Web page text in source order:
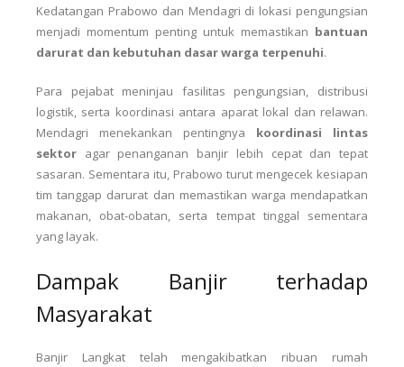
Kedatangan Prabowo dan Mendagri di lokasi pengungsian
menjadi momentum penting untuk memastikan bantuan
darurat dan kebutuhan dasar warga terpenuhi.
Para pejabat meninjau fasilitas pengungsian, distribusi
logistik, serta koordinasi antara aparat lokal dan relawan.
Mendagri menekankan pentingnya koordinasi lintas
sektor agar penanganan banjir lebih cepat dan tepat
sasaran. Sementara itu, Prabowo turut mengecek kesiapan
tim tanggap darurat dan memastikan warga mendapatkan
makanan, obat-obatan, serta tempat tinggal sementara
yang layak.
Dampak Banjir terhadap
Masyarakat
Banjir Langkat telah mengakibatkan ribuan rumah